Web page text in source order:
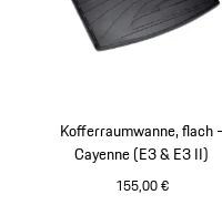
Kofferraumwanne, flach -
Cayenne (E3 & E3 II)
155,00 €